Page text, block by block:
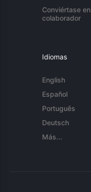
Conviértase en
colaborador
Idiomas
English
Español
Português
Deutsch
Más...